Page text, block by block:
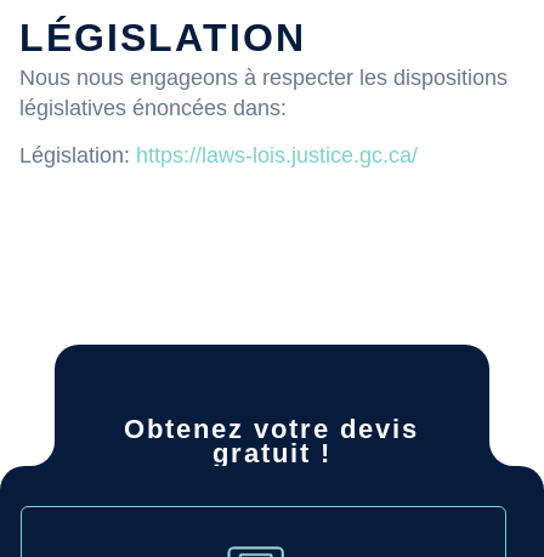
LÉGISLATION
Nous nous engageons à respecter les dispositions
législatives énoncées dans:
Législation: https://laws-lois.justice.gc.ca/
Obtenez votre devis
gratuit !